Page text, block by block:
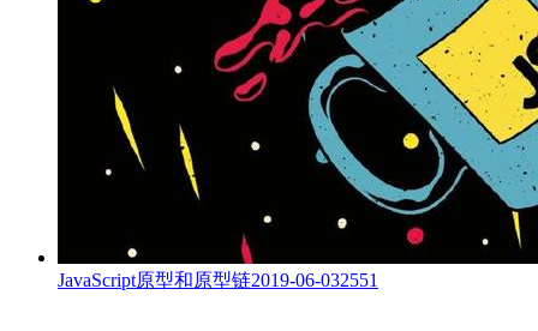
JavaScript原型和原型链2019-06-032551